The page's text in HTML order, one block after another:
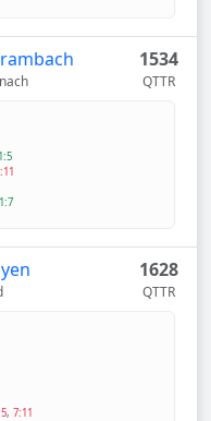
1534
QTTR
1628
QTTR
, 7:11